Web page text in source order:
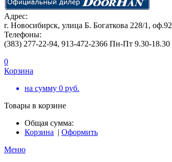
Адрес:
г. Новосибирск, улица Б. Богаткова 228/1, оф.92
Телефоны:
(383) 277-22-94, 913-472-2366 Пн-Пт 9.30-18.30
0
Корзина
на сумму 0 руб.
Товары в корзине
Общая сумма:
Корзина | Оформить
Меню